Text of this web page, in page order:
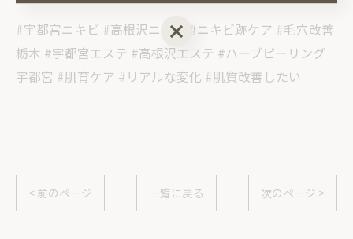
#宇都宮ニキビ #高根沢ニキビ #ニキビ跡ケア #毛穴改善
栃木 #宇都宮エステ #高根沢エステ #ハーブピーリング
宇都宮 #肌育ケア #リアルな変化 #肌質改善したい
< 前のページ 一覧に戻る 次のページ >
ご予約はこちら